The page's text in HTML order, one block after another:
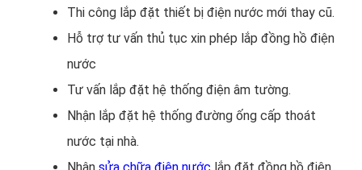
Thi công lắp đặt thiết bị điện nước mới thay cũ.
Hỗ trợ tư vấn thủ tục xin phép lắp đồng hồ điện
nước
Tư vấn lắp đặt hệ thống điện âm tường.
Nhận lắp đặt hệ thống đường ống cấp thoát
nước tại nhà.